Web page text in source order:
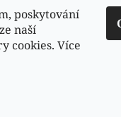
poskytování
naší
cookies. VíceMoje